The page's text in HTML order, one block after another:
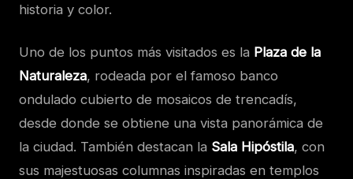
historia y color.
Uno de los puntos más visitados es la Plaza de la
Naturaleza, rodeada por el famoso banco
ondulado cubierto de mosaicos de trencadís,
desde donde se obtiene una vista panorámica de
la ciudad. También destacan la Sala Hipóstila, con
sus majestuosas columnas inspiradas en templos